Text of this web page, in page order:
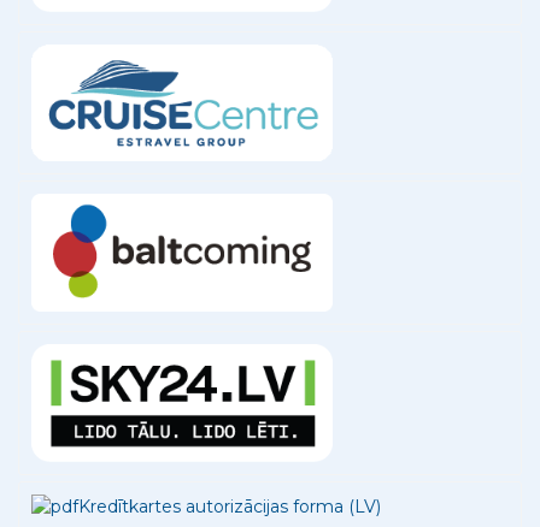
Kredītkartes autorizācijas forma (LV)